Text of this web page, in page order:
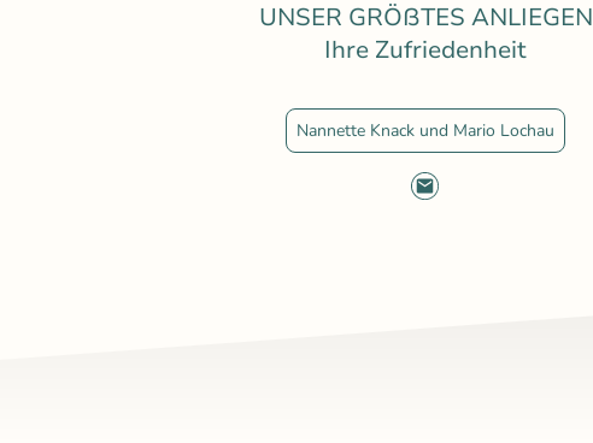
UNSER GRÖßTES ANLIEGEN
Ihre Zufriedenheit
Nannette Knack und Mario Lochau